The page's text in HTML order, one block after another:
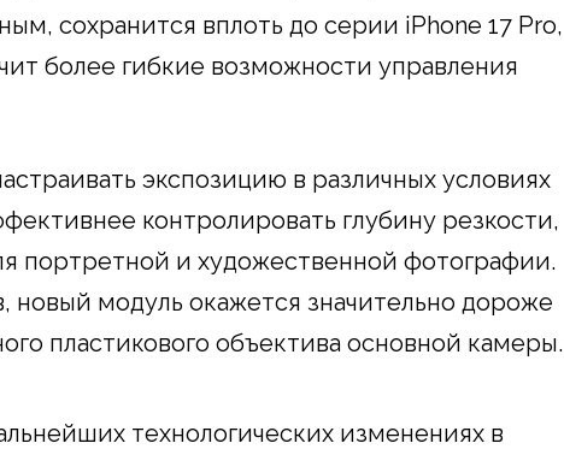
сохранится вплоть до серии iPhone 17 Pro,
более гибкие возможности управления
экспозицию в различных условиях
контролировать глубину резкости,
портретной и художественной фотографии.
новый модуль окажется значительно дороже
пластикового объектива основной камеры.
технологических изменениях в